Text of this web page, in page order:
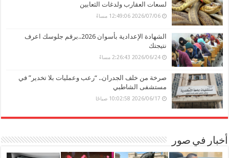
لسعات العقارب ولدغات الثعابين
2026/07/06 12:49:06 مساءً
الشهادة الإعدادية بأسوان 2026..برقم جلوسك اعرف
نتيجتك
2026/06/24 2:26:43 مساءً
صرخة من خلف الجدران.. “رعب وعمليات بلا تخدير” في
مستشفى الشاطبي
2026/06/17 10:02:58 صباحًا
أخبار في صور